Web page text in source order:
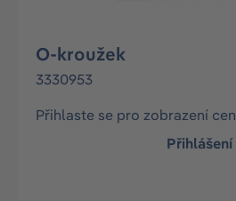
O-kroužek
3330953
Přihlaste se pro zobrazení cen
Přihlášení